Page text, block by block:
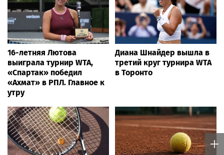
16-летняя Лютова
выиграла турнир WTA,
«Спартак» победил
«Ахмат» в РПЛ. Главное к
утру
Диана Шнайдер вышла в
третий круг турнира WTA
в Торонто